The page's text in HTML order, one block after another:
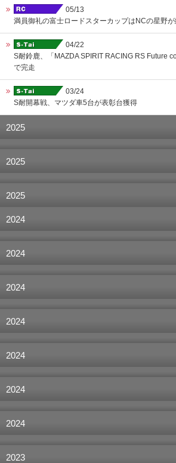
05/13
満員御礼の富士ロードスターカップはNCの星野が
04/22
S耐鈴鹿、「MAZDA SPIRIT RACING RS Future
で完走
03/24
S耐開幕戦、マツダ車5台が表彰台獲得
2025
2025
2025
2024
2024
2024
2024
2024
2024
2024
2023